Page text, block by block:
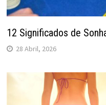
12 Significados de
28 Abril, 2026